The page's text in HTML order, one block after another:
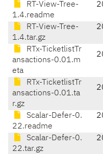
RT-View-Tree-
1.4.readme
RT-View-Tree-
1.4.tar.gz
RTx-TicketlistTr
ansactions-0.01.m
eta
RTx-TicketlistTr
ansactions-0.01.ta
r.gz
Scalar-Defer-0.
22.readme
Scalar-Defer-0.
22.tar.gz